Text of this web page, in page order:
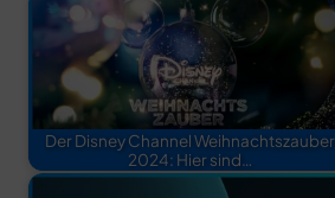
Der Disney Channel Weihnachtszauber
2024: Hier sind…